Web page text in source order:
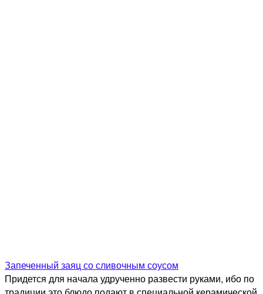
Запеченный заяц со сливочным соусом
Придется для начала удрученно развести руками, ибо по